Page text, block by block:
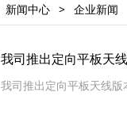
新闻中心 > 企业新闻
我司推出定向平板天
我司推出定向平板天线版